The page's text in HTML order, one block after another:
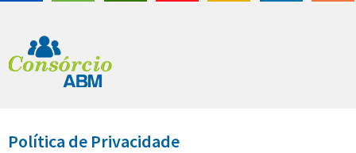
Política de Privacidade